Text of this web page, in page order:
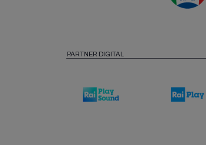
PARTNER DIGITAL